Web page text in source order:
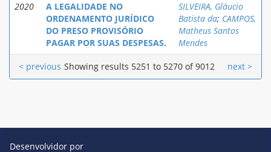
2020
A LEGALIDADE NO
ORDENAMENTO JURÍDICO
DO PRESO PROVISÓRIO
PAGAR POR SUAS DESPESAS.
SILVEIRA, Gláucio
Batista da; CAMPOS,
Matheus Santos
Mendes
Showing results 5251 to 5270 of 9012
< previous next >
Desenvolvidor por